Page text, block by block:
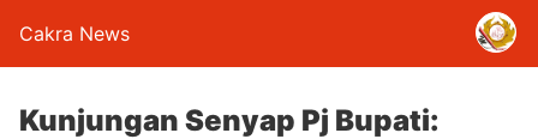
Cakra News
Kunjungan Senyap Pj Bupati: